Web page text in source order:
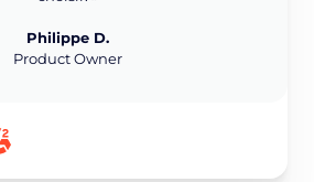
Philippe D.
Product Owner